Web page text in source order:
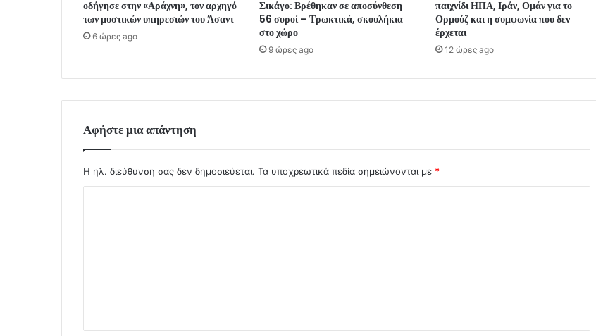
οδήγησε στην «Αράχνη», τον αρχηγό
των μυστικών υπηρεσιών του Άσαντ
6 ώρες ago
Σικάγο: Βρέθηκαν σε αποσύνθεση
56 σοροί – Τρωκτικά, σκουλήκια
στο χώρο
9 ώρες ago
παιχνίδι ΗΠΑ, Ιράν, Ομάν για το
Ορμούζ και η συμφωνία που δεν
έρχεται
12 ώρες ago
Αφήστε μια απάντηση
Η ηλ. διεύθυνση σας δεν δημοσιεύεται. Τα υποχρεωτικά πεδία σημειώνονται με *